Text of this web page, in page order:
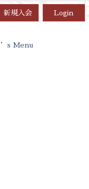
新規入会 Login
Menu